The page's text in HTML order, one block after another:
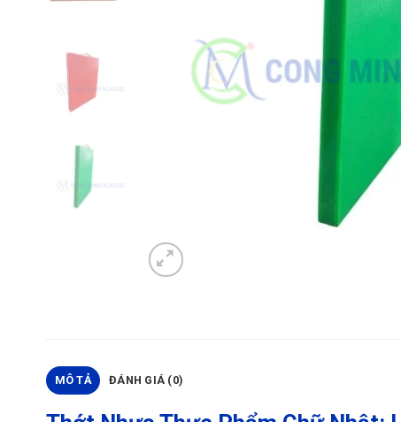
MÔ TẢ ĐÁNH GIÁ (0)